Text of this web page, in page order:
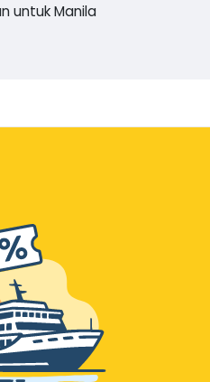
untuk Manila